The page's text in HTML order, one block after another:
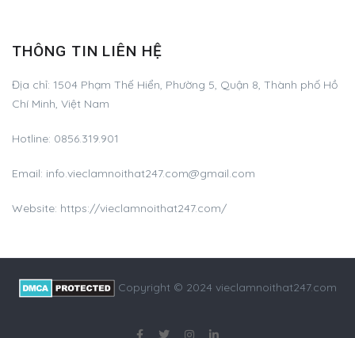
THÔNG TIN LIÊN HỆ
Địa chỉ: 1504 Phạm Thế Hiển, Phường 5, Quận 8, Thành phố Hồ
Chí Minh, Việt Nam
Hotline: 0856.319.901
Email: info.vieclamnoithat247.com@gmail.com
Website: https://vieclamnoithat247.com/
Copyright © 2024 vieclamnoithat247.com